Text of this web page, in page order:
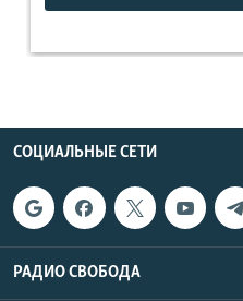
СОЦИАЛЬНЫЕ СЕТИ
РАДИО СВОБОДА